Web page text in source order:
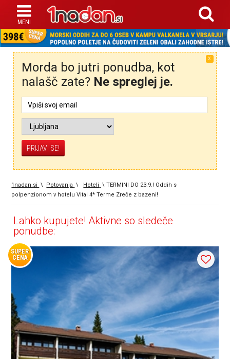
X
Morda bo jutri ponudba, kot
nalašč zate? Ne spreglej je.
1nadan.si \ Potovanja \ Hoteli \TERMINI DO 23.9.! Oddih s
polpenzionom v hotelu Vital 4* Terme Zreče z bazeni!
Lahko kupujete! Aktivne so sledeče
ponudbe:
SUPER
CENA